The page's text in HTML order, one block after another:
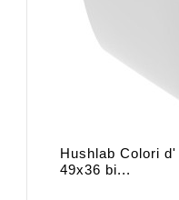
Hushlab Colori
49x36 bi...